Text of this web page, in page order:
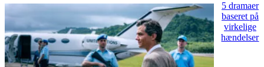
5 dramaer
baseret på
virkelige
hændelser